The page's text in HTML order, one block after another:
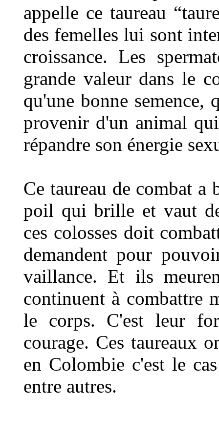
appelle ce taureau
des femelles lui sont
croissance. Les
grande valeur dans le
qu'une bonne
provenir d'un animal
répandre son énergie
Ce taureau de combat
poil qui brille et vaut
ces colosses doit
demandent pour
vaillance. Et ils
continuent à combattre
le corps. C'est leur
courage. Ces taureaux
en Colombie c'est le
entre autres.